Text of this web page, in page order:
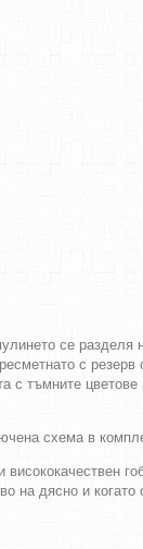
се разделя
с резерв
с тъмните
схема в
висококачествен
на дясно и